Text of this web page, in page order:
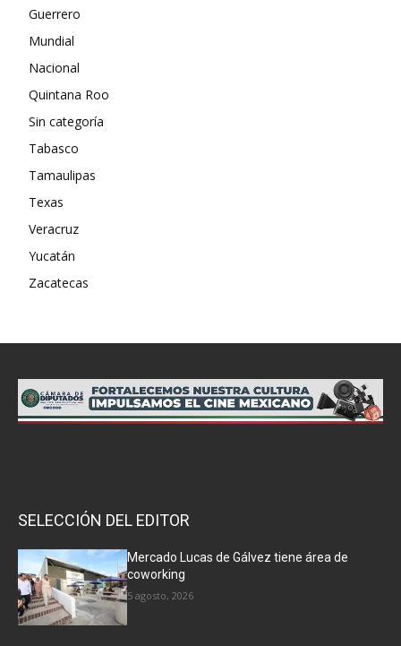
Guerrero
Mundial
Nacional
Quintana Roo
Sin categoría
Tabasco
Tamaulipas
Texas
Veracruz
Yucatán
Zacatecas
SELECCIÓN DEL EDITOR
Mercado Lucas de Gálvez tiene área de
coworking
5 agosto, 2026